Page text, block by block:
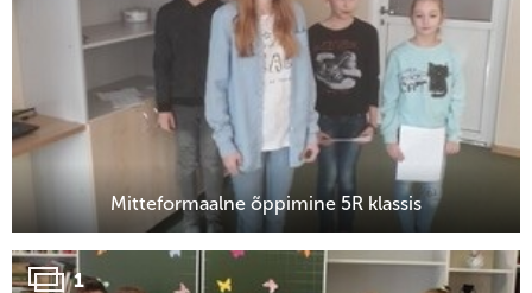
Mitteformaalne õppimine 5R klassis
1